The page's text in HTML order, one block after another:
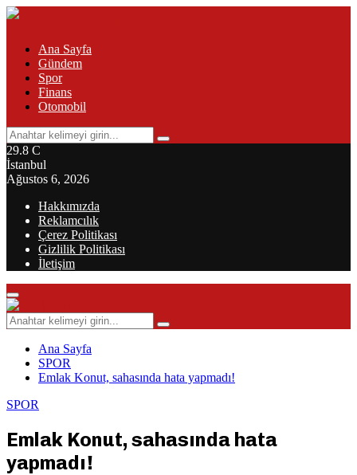
Ana Sayfa
Gündem
Spor
Finans
Otomobil
Search
for:
Search
29.8 C
İstanbul
Ağustos 6, 2026
Hakkımızda
Reklamcılık
Çerez Politikası
Gizlilik Politikası
İletişim
Primary
Menu
Search
for:
Search
Ana Sayfa
SPOR
Emlak Konut, sahasında hata yapmadı!
SPOR
Emlak Konut, sahasında hata
yapmadı!